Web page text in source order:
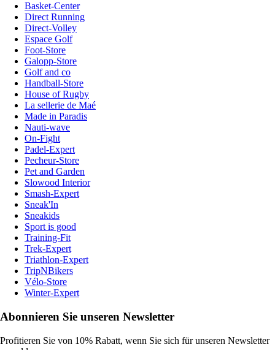
Basket-Center
Direct Running
Direct-Volley
Espace Golf
Foot-Store
Galopp-Store
Golf and co
Handball-Store
House of Rugby
La sellerie de Maé
Made in Paradis
Nauti-wave
On-Fight
Padel-Expert
Pecheur-Store
Pet and Garden
Slowood Interior
Smash-Expert
Sneak'In
Sneakids
Sport is good
Training-Fit
Trek-Expert
Triathlon-Expert
TripNBikers
Vélo-Store
Winter-Expert
Abonnieren Sie unseren Newsletter
Profitieren Sie von 10% Rabatt, wenn Sie sich für unseren Newsletter